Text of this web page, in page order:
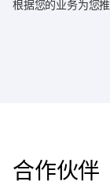
根据您的业务为您
合作伙伴